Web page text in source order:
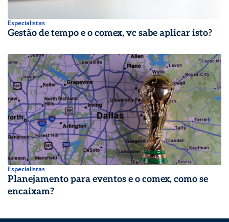
Especialistas
Gestão de tempo e o comex, vc sabe aplicar isto?
Especialistas
Planejamento para eventos e o comex, como se
encaixam?